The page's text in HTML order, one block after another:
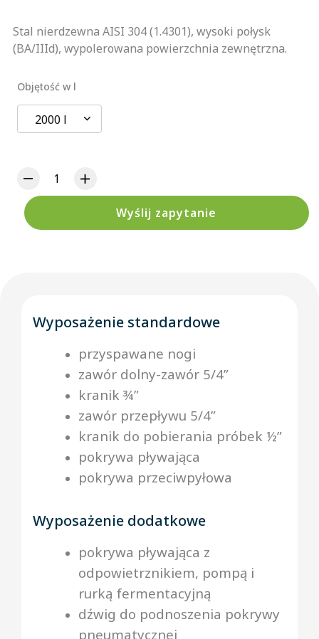
Stal nierdzewna AISI 304 (1.4301), wysoki połysk
(BA/IIId), wypolerowana powierzchnia zewnętrzna.
Objętość w l
2000 l
Wyślij zapytanie
Wyposażenie standardowe
przyspawane nogi
zawór dolny-zawór 5/4”
kranik ¾”
zawór przepływu 5/4”
kranik do pobierania próbek ½”
pokrywa pływająca
pokrywa przeciwpyłowa
Wyposażenie dodatkowe
pokrywa pływająca z
odpowietrznikiem, pompą i
rurką fermentacyjną
dźwig do podnoszenia pokrywy
pneumatycznej